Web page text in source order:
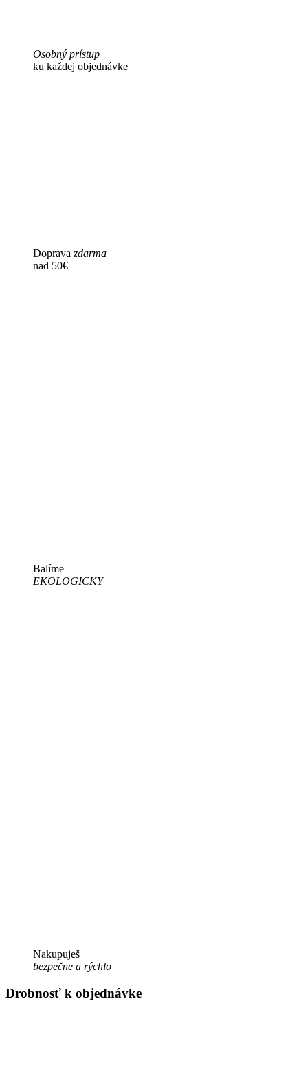
Osobný prístup
ku každej objednávke
Doprava zdarma
nad 50€
Balíme
EKOLOGICKY
Nakupuješ
bezpečne a rýchlo
Drobnosť k objednávke